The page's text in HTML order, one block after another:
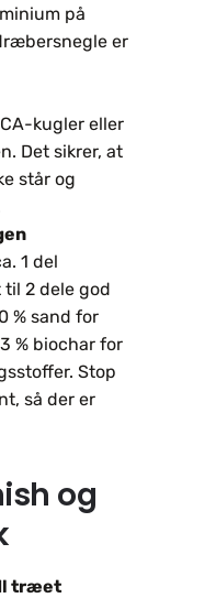
på
er
kugler eller
Det sikrer, at
står og
1 del
2 dele god
% sand for
% biochar for
Stop
så der er
og
træet